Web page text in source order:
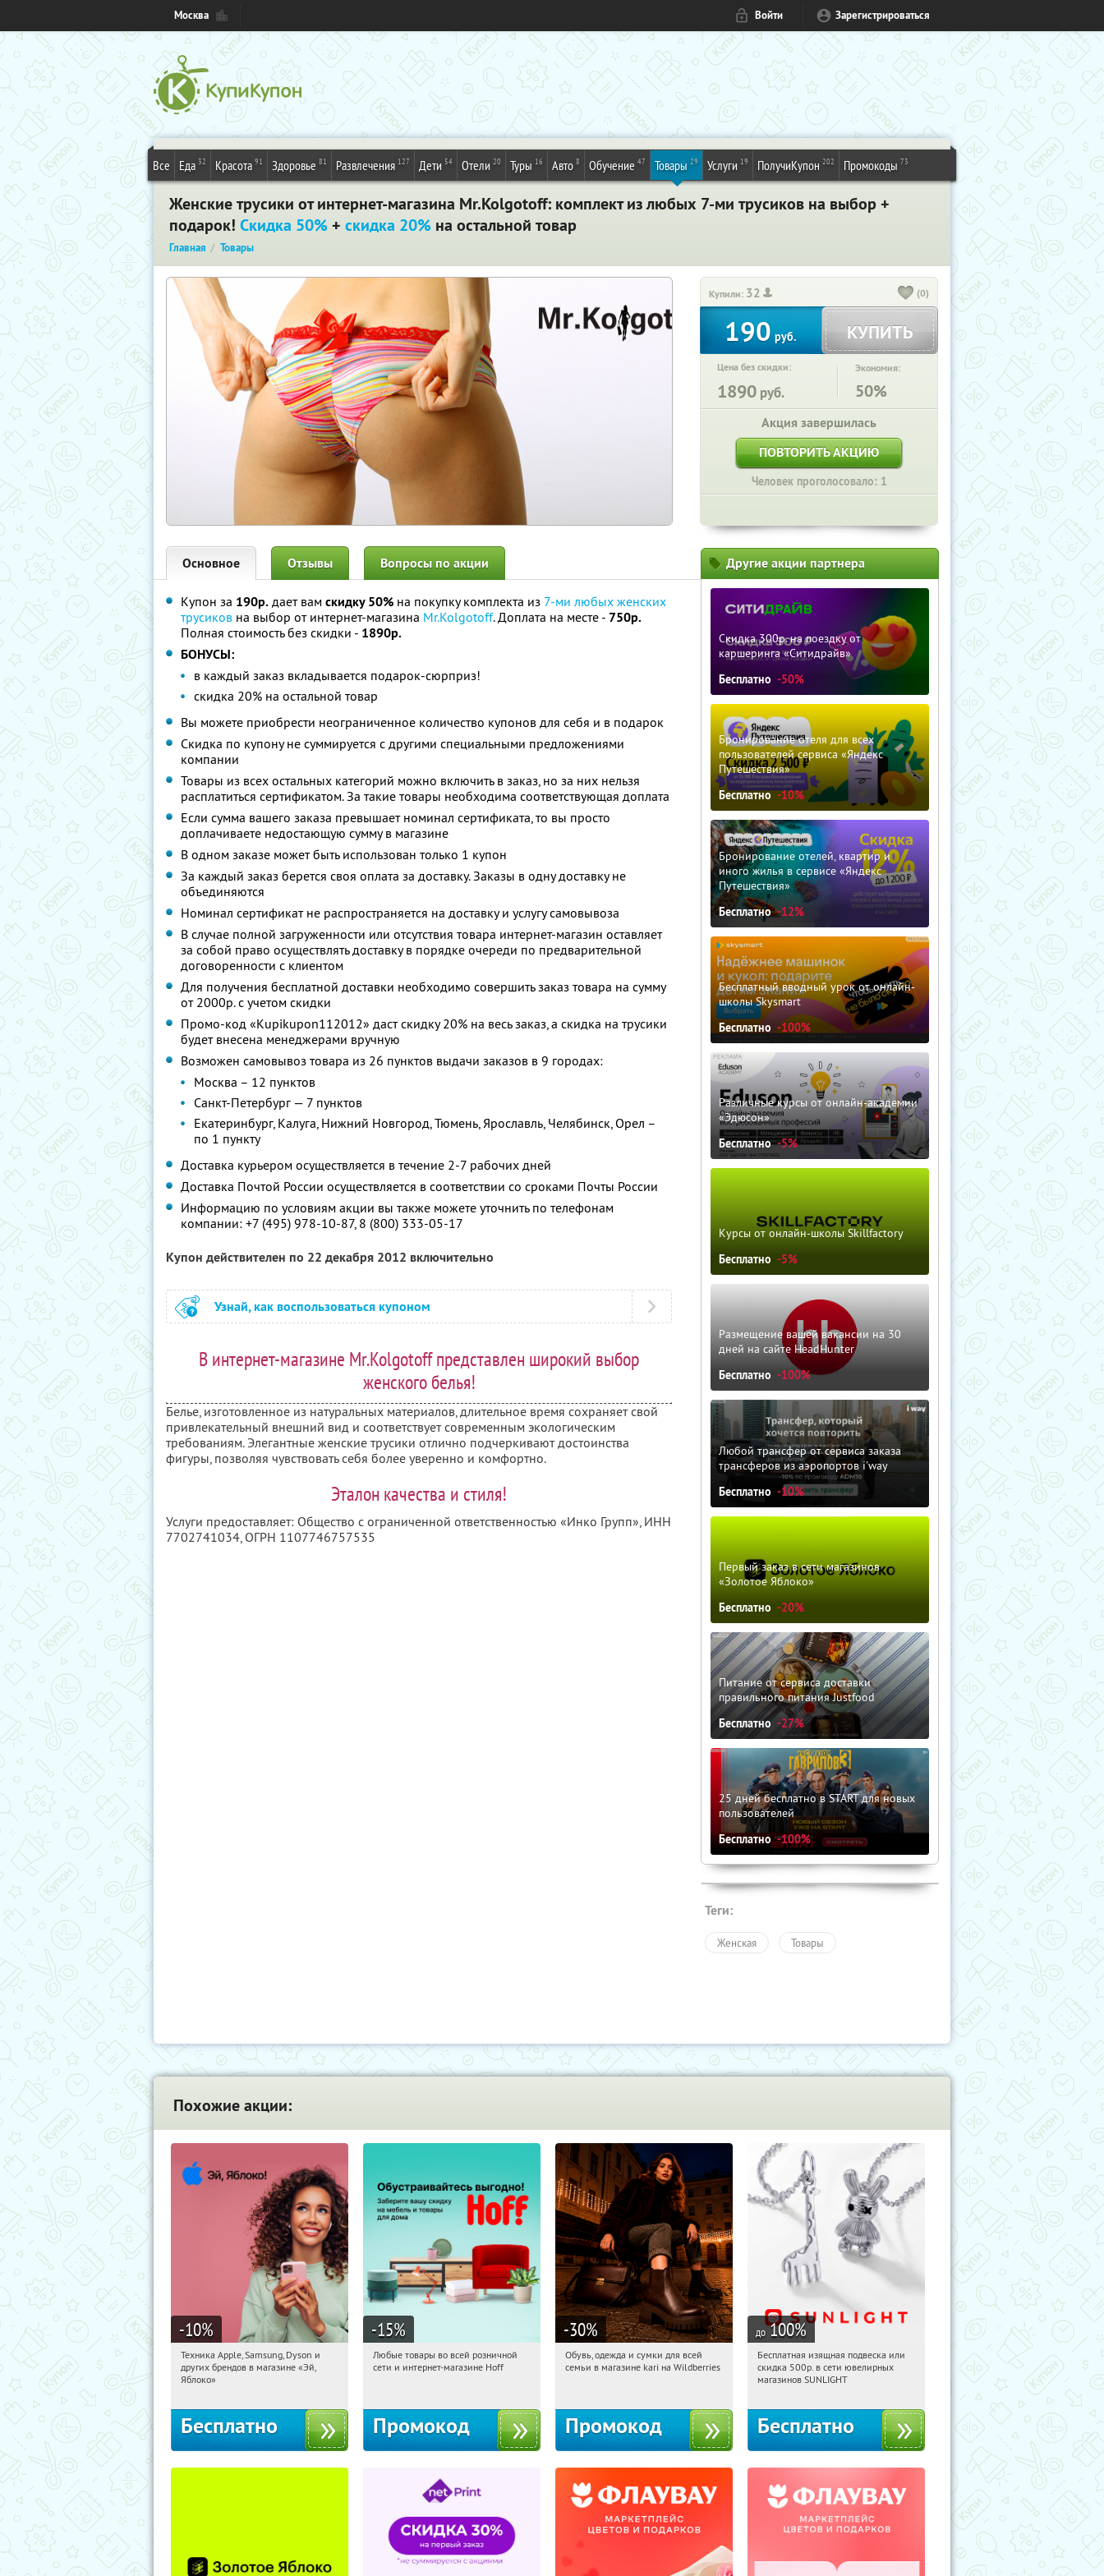
Москва Войти Зарегистрироваться
Все Еда 32 Красота 91 Здоровье 81 Развлечения 127 Дети 54 Отели 20 Туры 16 Авто 8 Обучение 47 Товары 29 Услуги 19 ПолучиКупон 202 Промокоды 73
Женские трусики от интернет-магазина Mr.Kolgotoff: комплект из любых 7-ми трусиков на выбор +
подарок! Скидка 50%+ скидка 20% на остальной товар
Главная Товары
Купили: 32 (0)
190 руб. КУПИТЬ
Цена без скидки:
1890 руб.
Экономия:
50%
Акция завершилась
ПОВТОРИТЬ АКЦИЮ
Человек проголосовало: 1
Основное Отзывы Вопросы по акции
Купон за 190р. дает вам скидку 50% на покупку комплекта из 7-ми любых женских
трусиков на выбор от интернет-магазина Mr.Kolgotoff. Доплата на месте - 750р.
Полная стоимость без скидки - 1890р.
БОНУСЫ:
в каждый заказ вкладывается подарок-сюрприз!
скидка 20% на остальной товар
Вы можете приобрести неограниченное количество купонов для себя и в подарок
Скидка по купону не суммируется с другими специальными предложениями
компании
Товары из всех остальных категорий можно включить в заказ, но за них нельзя
расплатиться сертификатом. За такие товары необходима соответствующая доплата
Если сумма вашего заказа превышает номинал сертификата, то вы просто
доплачиваете недостающую сумму в магазине
В одном заказе может быть использован только 1 купон
За каждый заказ берется своя оплата за доставку. Заказы в одну доставку не
объединяются
Номинал сертификат не распространяется на доставку и услугу самовывоза
В случае полной загруженности или отсутствия товара интернет-магазин оставляет
за собой право осуществлять доставку в порядке очереди по предварительной
договоренности с клиентом
Для получения бесплатной доставки необходимо совершить заказ товара на сумму
от 2000р. с учетом скидки
Промо-код «Kupikupon112012» даст скидку 20% на весь заказ, а скидка на трусики
будет внесена менеджерами вручную
Возможен самовывоз товара из 26 пунктов выдачи заказов в 9 городах:
Москва – 12 пунктов
Санкт-Петербург — 7 пунктов
Екатеринбург, Калуга, Нижний Новгород, Тюмень, Ярославль, Челябинск, Орел –
по 1 пункту
Доставка курьером осуществляется в течение 2-7 рабочих дней
Доставка Почтой России осуществляется в соответствии со сроками Почты России
Информацию по условиям акции вы также можете уточнить по телефонам
компании: +7 (495) 978-10-87, 8 (800) 333-05-17
Купон действителен по 22 декабря 2012 включительно
Узнай, как воспользоваться купоном
В интернет-магазине Mr.Kolgotoff представлен широкий выбор
женского белья!
Белье, изготовленное из натуральных материалов, длительное время сохраняет свой
привлекательный внешний вид и соответствует современным экологическим
требованиям. Элегантные женские трусики отлично подчеркивают достоинства
фигуры, позволяя чувствовать себя более уверенно и комфортно.
Эталон качества и стиля!
Услуги предоставляет: Общество с ограниченной ответственностью «Инко Групп», ИНН
7702741034, ОГРН 1107746757535
Другие акции партнера
Скидка 300р. на поездку от
каршеринга «Ситидрайв»
Бесплатно -50%
Бронирование отеля для всех
пользователей сервиса «Яндекс
Путешествия»
Бесплатно -10%
Бронирование отелей, квартир и
иного жилья в сервисе «Яндекс
Путешествия»
Бесплатно -12%
Бесплатный вводный урок от онлайн-
школы Skysmart
Бесплатно -100%
Различные курсы от онлайн-академии
«Эдюсон»
Бесплатно -5%
Курсы от онлайн-школы Skillfactory
Бесплатно -5%
Размещение вашей вакансии на 30
дней на сайте HeadHunter
Бесплатно -100%
Любой трансфер от сервиса заказа
трансферов из аэропортов i'way
Бесплатно -10%
Первый заказ в сети магазинов
«Золотое Яблоко»
Бесплатно -20%
Питание от сервиса доставки
правильного питания Justfood
Бесплатно -27%
25 дней бесплатно в START для новых
пользователей
Бесплатно -100%
Теги:
Женская Товары
Похожие акции:
-10%
17:47:40
Получи первым!
Багратионовская
Техника Apple, Samsung, Dyson и
других брендов в магазине «Эй,
Яблоко»
Бесплатно
-15%
17:47:40 Получили:
Любые товары во всей розничной
сети и интернет-магазине Hoff
Промокод
-30%
17:47:40 Получили:
Обувь, одежда и сумки для всей
семьи в магазине kari на Wildberries
Промокод
до 100%
17:47:40 Получили:
Россия
Бесплатная изящная подвеска или
скидка 500р. в сети ювелирных
магазинов SUNLIGHT
Бесплатно